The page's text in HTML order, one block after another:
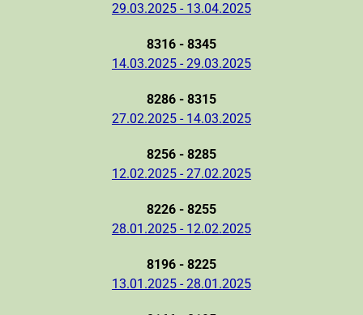
29.03.2025 - 13.04.2025
8316 - 8345
14.03.2025 - 29.03.2025
8286 - 8315
27.02.2025 - 14.03.2025
8256 - 8285
12.02.2025 - 27.02.2025
8226 - 8255
28.01.2025 - 12.02.2025
8196 - 8225
13.01.2025 - 28.01.2025